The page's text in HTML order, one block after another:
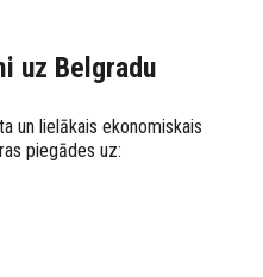
uz Belgradu
un lielākais ekonomiskais
piegādes uz: